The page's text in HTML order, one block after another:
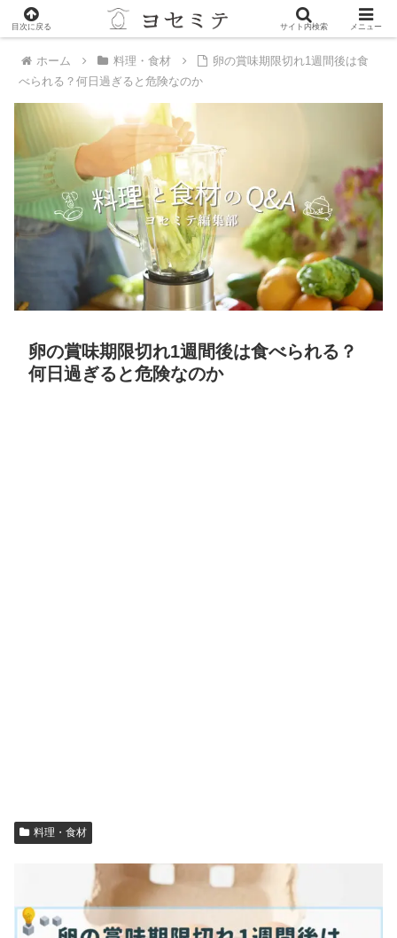
PR
ホーム 料理・食材
卵の賞味期限切れ1週間後は食
べられる？何日過ぎると危険なのか
卵の賞味期限切れ1週間後は食べられる？
何日過ぎると危険なのか
料理・食材
目次に戻る サイト内検索 メニュー